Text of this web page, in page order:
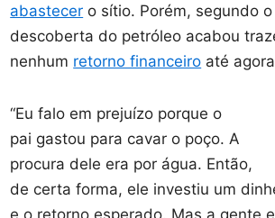
abastecer o sítio. Porém, segundo
descoberta do petróleo acabou
nenhum retorno financeiro até
“Eu falo em prejuízo porque o
pai gastou para cavar o poço. A
procura dele era por água. Então,
de certa forma, ele investiu um
e o retorno esperado. Mas a gente